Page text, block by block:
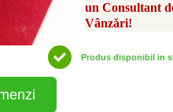
un Consultant
Vânzări!
Produs disponibil